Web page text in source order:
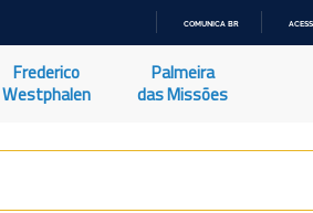
O
COMUNICA BR
Frederico
Westphalen
Palmeira
das Missões